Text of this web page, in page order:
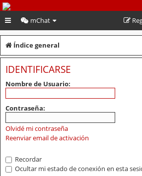
PeruVoley.com
mChat
Índice general
IDENTIFICARSE
Nombre de Usuario:
Contraseña:
Olvidé mi contraseña
Reenviar email de activación
Recordar
Ocultar mi estado de conexión en esta